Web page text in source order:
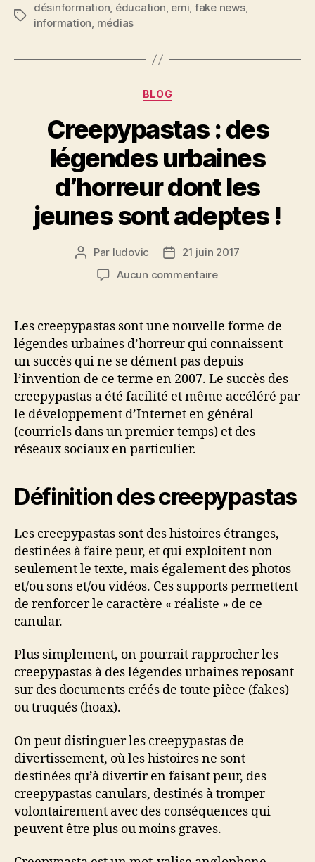
Étiquettes
désinformation, éducation, emi, fake news,
information, médias
Catégories
BLOG
Creepypastas : des
légendes urbaines
d’horreur dont les
jeunes sont adeptes !
Auteur
l’article
Par ludovic
Date21 juin 2017
Aucun commentairesur
des
légendes
urbaines
d’horreur
dont
les
jeunes
sont
Les creepypastas sont une nouvelle forme de
légendes urbaines d’horreur qui connaissent
un succès qui ne se dément pas depuis
l’invention de ce terme en 2007. Le succès des
creepypastas a été facilité et même accéléré par
le développement d’Internet en général
(courriels dans un premier temps) et des
réseaux sociaux en particulier.
Définition des creepypastas
Les creepypastas sont des histoires étranges,
destinées à faire peur, et qui exploitent non
seulement le texte, mais également des photos
et/ou sons et/ou vidéos. Ces supports permettent
de renforcer le caractère « réaliste » de ce
canular.
Plus simplement, on pourrait rapprocher les
creepypastas à des légendes urbaines reposant
sur des documents créés de toute pièce (fakes)
ou truqués (hoax).
On peut distinguer les creepypastas de
divertissement, où les histoires ne sont
destinées qu’à divertir en faisant peur, des
creepypastas canulars, destinés à tromper
volontairement avec des conséquences qui
peuvent être plus ou moins graves.